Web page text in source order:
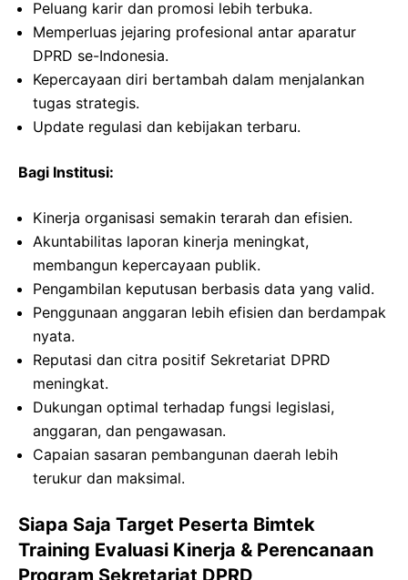
Peluang karir dan promosi lebih terbuka.
Memperluas jejaring profesional antar aparatur
DPRD se-Indonesia.
Kepercayaan diri bertambah dalam menjalankan
tugas strategis.
Update regulasi dan kebijakan terbaru.
Bagi Institusi:
Kinerja organisasi semakin terarah dan efisien.
Akuntabilitas laporan kinerja meningkat,
membangun kepercayaan publik.
Pengambilan keputusan berbasis data yang valid.
Penggunaan anggaran lebih efisien dan berdampak
nyata.
Reputasi dan citra positif Sekretariat DPRD
meningkat.
Dukungan optimal terhadap fungsi legislasi,
anggaran, dan pengawasan.
Capaian sasaran pembangunan daerah lebih
terukur dan maksimal.
Siapa Saja Target Peserta Bimtek
Training Evaluasi Kinerja & Perencanaan
Program Sekretariat DPRD